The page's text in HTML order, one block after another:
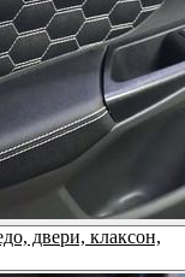
двери, клаксон,